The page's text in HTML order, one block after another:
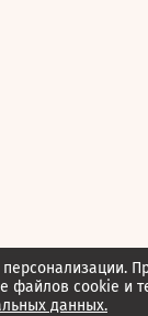
файлов cookie и
данных.